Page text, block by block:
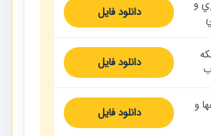
و
دانلود فایل
دانلود فایل
و
دانلود فایل